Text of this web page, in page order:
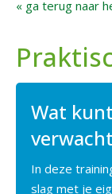
« ga terug naar
Wat
In deze
slag met je